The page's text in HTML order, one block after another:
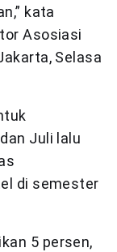
kata
Asosiasi
Selasa
Juli lalu
di semester
5 persen,